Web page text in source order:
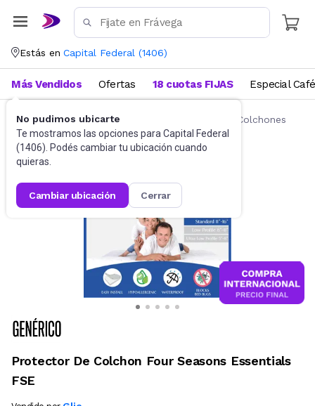
Estás en Capital Federal (1406)
No pudimos ubicarte
Te mostramos las opciones para Capital Federal
(1406). Podés cambiar tu ubicación cuando
quieras.
cambiar ubicación cerrar
Más Vendidos Ofertas 18 cuotas FIJAS Especial Café
Ropa de cama Fundas y Protectores para Colchones
Protector De Colchon Four Seasons Essentials
FSE